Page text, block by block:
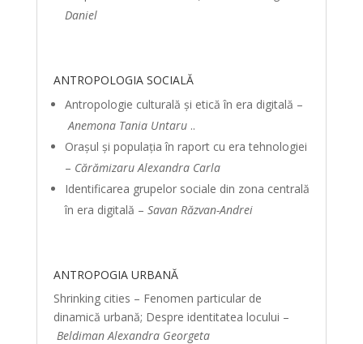
Daniel
ANTROPOLOGIA SOCIALĂ
Antropologie culturală și etică în era digitală –
Anemona Tania Untaru ..
Orașul și populația în raport cu era tehnologiei
– Cărămizaru Alexandra Carla
Identificarea grupelor sociale din zona centrală
în era digitală – Savan Răzvan-Andrei
ANTROPOGIA URBANĂ
Shrinking cities – Fenomen particular de
dinamică urbană; Despre identitatea locului –
Beldiman Alexandra Georgeta